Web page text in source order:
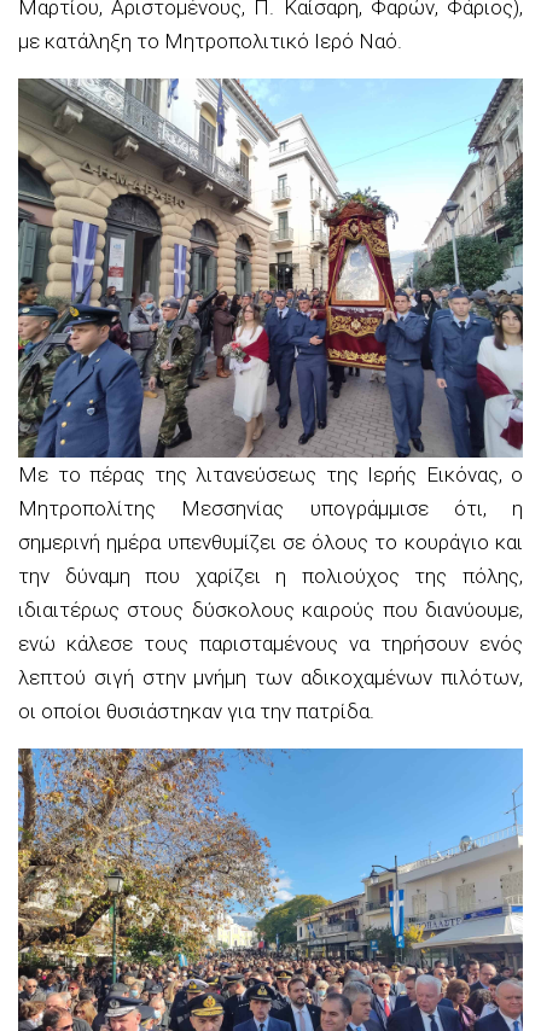
Mαρτίου, Aριστομένους, Π. Kαίσαρη, Φαρών, Φάριος),
με κατάληξη το Μητροπολιτικό Iερό Nαό.
Με το πέρας της λιτανεύσεως της Ιερής Εικόνας, ο
Μητροπολίτης Μεσσηνίας υπογράμμισε ότι, η
σημερινή ημέρα υπενθυμίζει σε όλους το κουράγιο και
την δύναμη που χαρίζει η πολιούχος της πόλης,
ιδιαιτέρως στους δύσκολους καιρούς που διανύουμε,
ενώ κάλεσε τους παρισταμένους να τηρήσουν ενός
λεπτού σιγή στην μνήμη των αδικοχαμένων πιλότων,
οι οποίοι θυσιάστηκαν για την πατρίδα.